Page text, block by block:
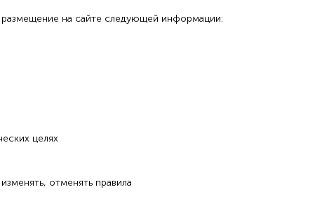
размещение на сайте следующей информации:
целях
отменять правила